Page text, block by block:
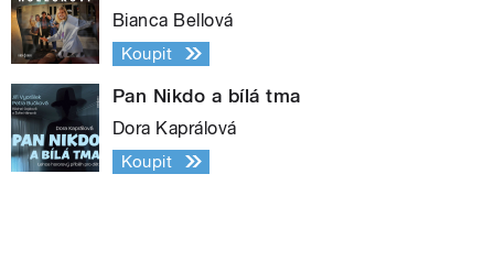
Bianca Bellová
Koupit
Pan Nikdo a bílá tma
Dora Kaprálová
Koupit